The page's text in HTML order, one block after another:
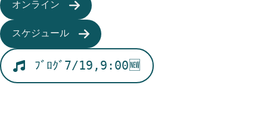
オンライン
スケジュール
ﾌﾞﾛｸﾞ7/19,9:00🆕